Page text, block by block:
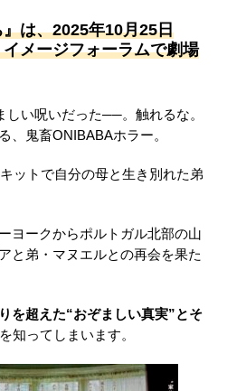
は、2025年10月25日
メージフォーラムで劇場
しい呪いだった──。触れるな。
、鬼畜ONIBABAホラー。
ットで自分の母と生き別れた弟
ヨークからポルトガル北部の山
と弟・マヌエルとの再会を果た
を超えた“おぞましい真実”とそ
を知ってしまいます。